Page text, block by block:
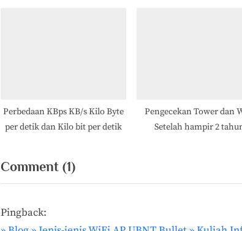
t
:
Perbedaan KBps KB/s Kilo Byte
per detik dan Kilo bit per detik
Pengecekan Tower dan
Setelah hampir 2
Comment (1)on
“dBi
to
Pingback: